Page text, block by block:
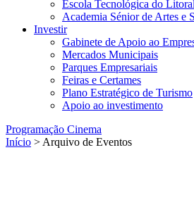
Escola Tecnológica do
Academia Sénior de Artes e
Investir
Gabinete de Apoio ao
Mercados Municipais
Parques Empresariais
Feiras e Certames
Plano Estratégico de Turismo
Apoio ao investimento
Programação Cinema
Início > Arquivo de Eventos